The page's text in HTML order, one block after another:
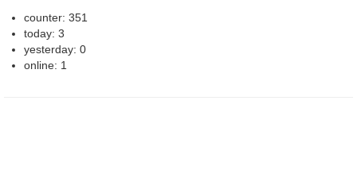
counter: 351
today: 3
yesterday: 0
online: 1